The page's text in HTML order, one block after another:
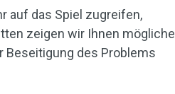
auf das Spiel zugreifen,
zeigen wir Ihnen mögliche
Beseitigung des Problems